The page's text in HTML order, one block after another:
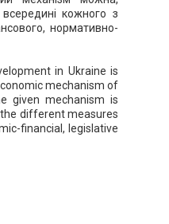
всередині кожного з
нормативно-
in Ukraine is
mechanism of
given mechanism is
different measures
financial, legislative